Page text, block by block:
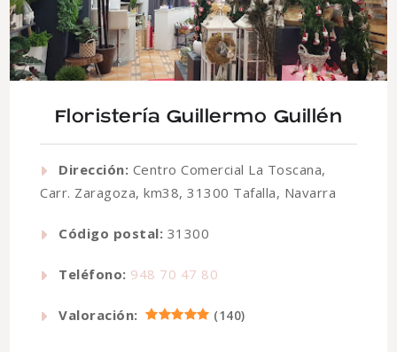
Floristería Guillermo Guillén
Dirección: Centro Comercial La Toscana,
Carr. Zaragoza, km38, 31300 Tafalla, Navarra
Código postal: 31300
Teléfono: 948 70 47 80
Valoración: (140)